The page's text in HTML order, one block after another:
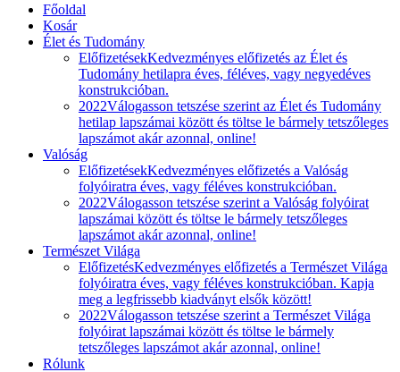
Főoldal
Kosár
Élet és Tudomány
ElőfizetésekKedvezményes előfizetés az Élet és
Tudomány hetilapra éves, féléves, vagy negyedéves
konstrukcióban.
2022Válogasson tetszése szerint az Élet és Tudomány
hetilap lapszámai között és töltse le bármely tetszőleges
lapszámot akár azonnal, online!
Valóság
ElőfizetésekKedvezményes előfizetés a Valóság
folyóiratra éves, vagy féléves konstrukcióban.
2022Válogasson tetszése szerint a Valóság folyóirat
lapszámai között és töltse le bármely tetszőleges
lapszámot akár azonnal, online!
Természet Világa
ElőfizetésKedvezményes előfizetés a Természet Világa
folyóiratra éves, vagy féléves konstrukcióban. Kapja
meg a legfrissebb kiadványt elsők között!
2022Válogasson tetszése szerint a Természet Világa
folyóirat lapszámai között és töltse le bármely
tetszőleges lapszámot akár azonnal, online!
Rólunk